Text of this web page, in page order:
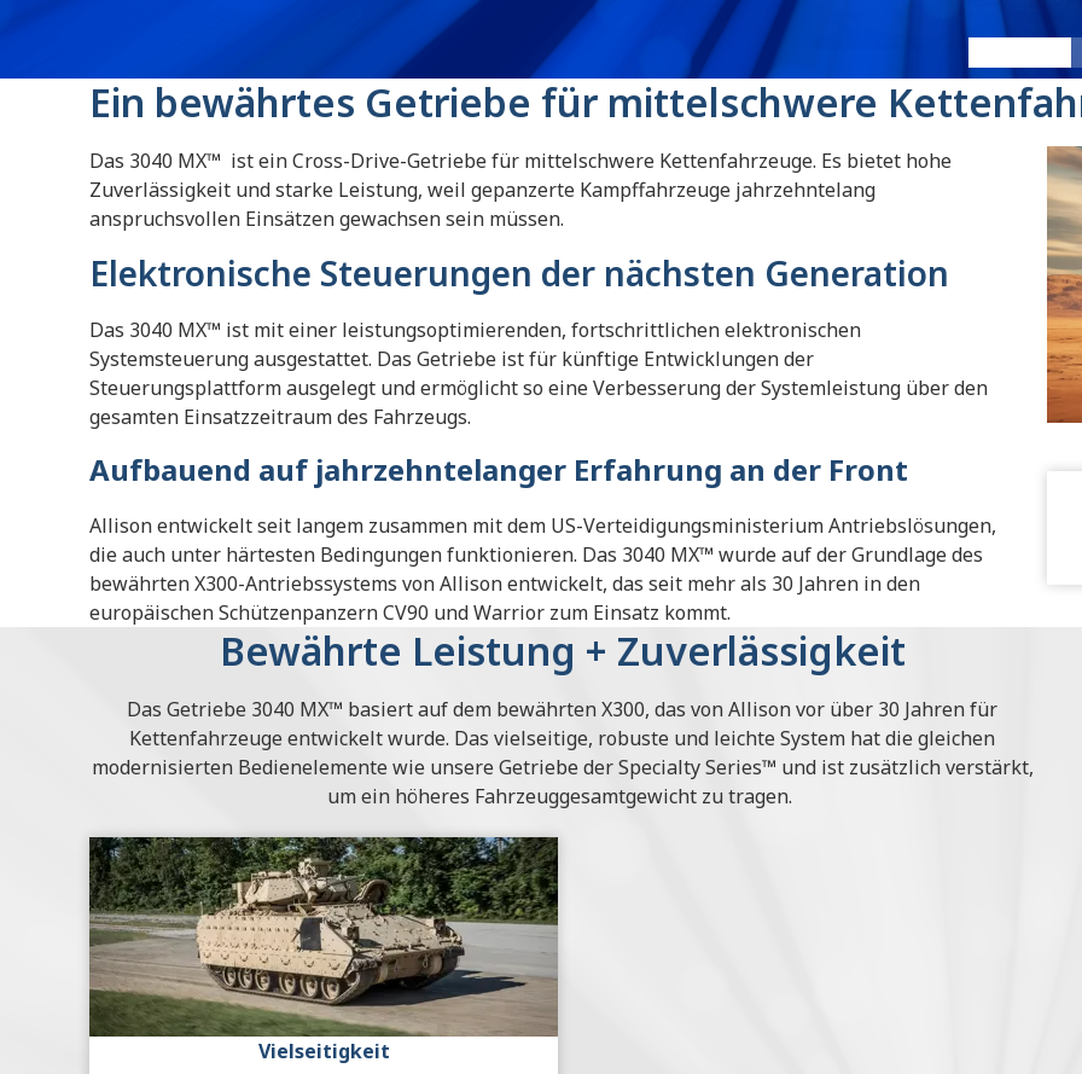
Ein bewährtes Getriebe für mittelschwere
Das 3040 MX™ ist ein Cross-Drive-Getriebe für mittelschwere Kettenfahrzeuge. Es bietet hohe
Zuverlässigkeit und starke Leistung, weil gepanzerte Kampffahrzeuge jahrzehntelang
anspruchsvollen Einsätzen gewachsen sein müssen.
Elektronische Steuerungen der nächsten Generation
Das 3040 MX™ ist mit einer leistungsoptimierenden, fortschrittlichen elektronischen
Systemsteuerung ausgestattet. Das Getriebe ist für künftige Entwicklungen der
Steuerungsplattform ausgelegt und ermöglicht so eine Verbesserung der Systemleistung über den
gesamten Einsatzzeitraum des Fahrzeugs.
Aufbauend auf jahrzehntelanger Erfahrung an der Front
Allison entwickelt seit langem zusammen mit dem US-Verteidigungsministerium Antriebslösungen,
die auch unter härtesten Bedingungen funktionieren. Das 3040 MX™ wurde auf der Grundlage des
bewährten X300-Antriebssystems von Allison entwickelt, das seit mehr als 30 Jahren in den
europäischen Schützenpanzern CV90 und Warrior zum Einsatz kommt.
Bewährte Leistung + Zuverlässigkeit
Das Getriebe 3040 MX™ basiert auf dem bewährten X300, das von Allison vor über 30 Jahren für
Kettenfahrzeuge entwickelt wurde. Das vielseitige, robuste und leichte System hat die gleichen
modernisierten Bedienelemente wie unsere Getriebe der Specialty Series™ und ist zusätzlich verstärkt,
um ein höheres Fahrzeuggesamtgewicht zu tragen.
Vielseitigkeit